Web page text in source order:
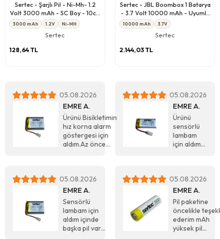
Sertec - Şarjlı Pil - Ni-Mh- 1.2
Volt 3000 mAh - SC Boy - 10c -
Başsız
3000 mAh 1.2V Ni-MH
Sertec
128,64 TL
Sertec - JBL Boombox 1 Batarya
- 3.7 Volt 10000 mAh - Uyumlu
Yedek Pil
10000 mAh 3.7V
Sertec
2.144,03 TL
05.08.2026
EMRE A.
Ürünü Bisikletimin
hız korna alarm
göstergesi için
aldım.Az önce
kalınlığı 0,50 mm
olan pil ile
değiştirdim
resimlerini
ekliyorum.İnşallah
bu pil uzun süre
gider çünkü
05.08.2026
EMRE A.
Ürünü
sensörlü
lambam
için aldım
küçük ve
mAh
değeri
düşüktü
gayet
memnunum
uzun süre
05.08.2026
EMRE A.
Sensörlü
lambam için
aldım içinde
başka pil vardı
05.08.2026
EMRE A.
Pil paketine
öncelikle
ederim mAh
yüksek pil